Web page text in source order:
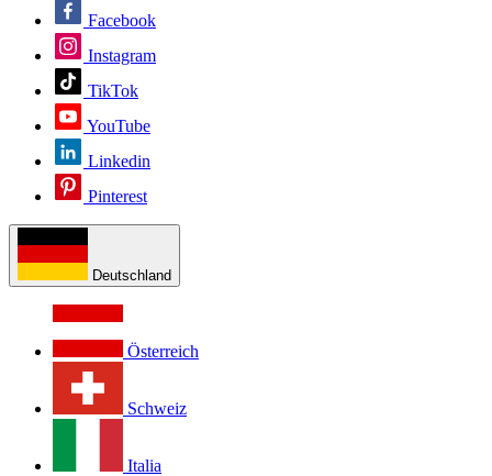
Facebook
Instagram
TikTok
YouTube
Linkedin
Pinterest
Deutschland
Österreich
Schweiz
Italia